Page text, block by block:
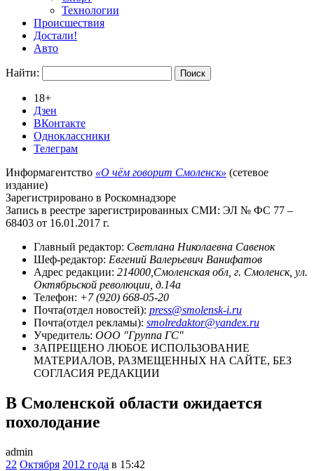
Технологии
Происшествия
Достали!
Авто
Найти:
18+
Дзен
ВКонтакте
Одноклассники
Телеграм
Информагентство «О чём говорит Смоленск» (сетевое
издание)
Зарегистрировано в Роскомнадзоре
Запись в реестре зарегистрированных СМИ: ЭЛ № ФС 77 –
68403 от 16.01.2017 г.
Главный редактор: Светлана Николаевна Савенок
Шеф-редактор: Евгений Валерьевич Ванифатов
Адрес редакции: 214000,Смоленская обл, г. Смоленск, ул.
Октябрьской революции, д.14а
Телефон: +7 (920) 668-05-20
Почта(отдел новостей): press@smolensk-i.ru
Почта(отдел рекламы): smolredaktor@yandex.ru
Учредитель: ООО "Группа ГС"
ЗАПРЕЩЕНО ЛЮБОЕ ИСПОЛЬЗОВАНИЕ
МАТЕРИАЛОВ, РАЗМЕЩЕННЫХ НА САЙТЕ, БЕЗ
СОГЛАСИЯ РЕДАКЦИИ
В Смоленской области ожидается
похолодание
admin
22 Октября 2012 года в 15:42